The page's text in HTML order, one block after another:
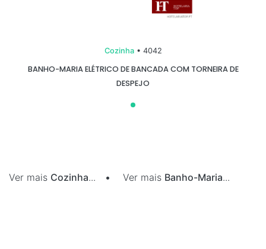
Cozinha• 4042
BANHO-MARIA ELÉTRICO DE BANCADA COM TORNEIRA DE
DESPEJO
Ver mais Cozinha... • Ver mais Banho-Maria...